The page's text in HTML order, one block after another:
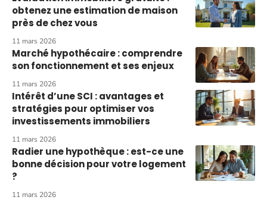
obtenez une estimation de maison
près de chez vous
11 mars 2026
Marché hypothécaire : comprendre
son fonctionnement et ses enjeux
11 mars 2026
Intérêt d’une SCI : avantages et
stratégies pour optimiser vos
investissements immobiliers
11 mars 2026
Radier une hypothèque : est-ce une
bonne décision pour votre logement
?
11 mars 2026